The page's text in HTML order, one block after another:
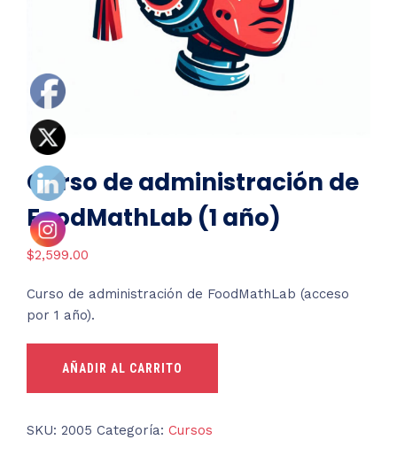
Curso de administración de
FoodMathLab (1 año)
$2,599.00
Curso de administración de FoodMathLab (acceso
por 1 año).
administración
FoodMathLab
AÑADIR AL CARRITO
SKU: 2005 Categoría: Cursos